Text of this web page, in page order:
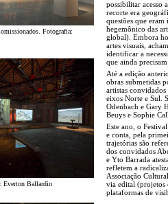
Fotografia:
Everton Ballardin
possibilitar acesso
recorte era
questões que
hegemônico das
global). Embora
artes visuais,
identificar a
que ainda
Até a edição
obras submetidas
artistas
eixos Norte e Sul.
Odenbach e Gary
Beuys e Sophie
Este ano, o
e conta, pela
trajetórias são
dos convidados
e Yto Barrada
refletem a
Associação
via edital (projetos
plataformas de